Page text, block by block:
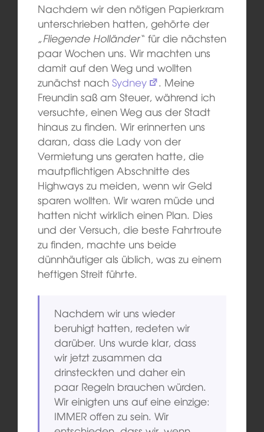
Nachdem wir den nötigen Papierkram
unterschrieben hatten, gehörte der
„Fliegende Holländer“ für die nächsten
paar Wochen uns. Wir machten uns
damit auf den Weg und wollten
zunächst nach Sydney
. Meine
Freundin saß am Steuer, während ich
versuchte, einen Weg aus der Stadt
hinaus zu finden. Wir erinnerten uns
daran, dass die Lady von der
Vermietung uns geraten hatte, die
mautpflichtigen Abschnitte des
Highways zu meiden, wenn wir Geld
sparen wollten. Wir waren müde und
hatten nicht wirklich einen Plan. Dies
und der Versuch, die beste Fahrtroute
zu finden, machte uns beide
dünnhäutiger als üblich, was zu einem
heftigen Streit führte.
Nachdem wir uns wieder
beruhigt hatten, redeten wir
darüber. Uns wurde klar, dass
wir jetzt zusammen da
drinsteckten und daher ein
paar Regeln brauchen würden.
Wir einigten uns auf eine einzige:
IMMER offen zu sein. Wir